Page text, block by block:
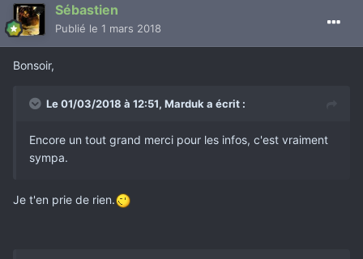
Sébastien
Publié le 1 mars 2018
Bonsoir,
Le 01/03/2018 à 12:51, Marduk a écrit :
Encore un tout grand merci pour les infos, c'est vraiment
sympa.
Je t'en prie de rien.